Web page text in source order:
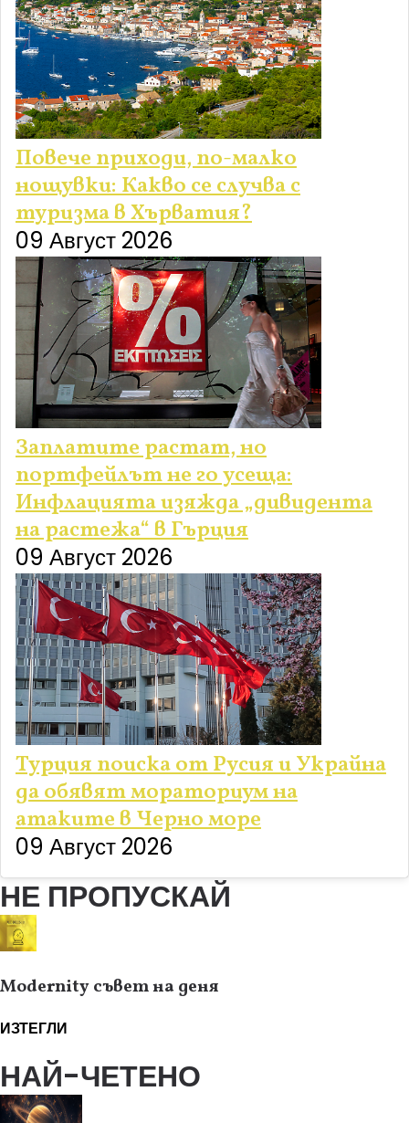
Повече приходи, по-малко
нощувки: Какво се случва с
туризма в Хърватия?
09 Август 2026
Заплатите растат, но
портфейлът не го усеща:
Инфлацията изяжда „дивидента
на растежа“ в Гърция
09 Август 2026
Турция поиска от Русия и Украйна
да обявят мораториум на
атаките в Черно море
09 Август 2026
НЕ ПРОПУСКАЙ
Modernity съвет на деня
ИЗТЕГЛИ
НАЙ-ЧЕТЕНО